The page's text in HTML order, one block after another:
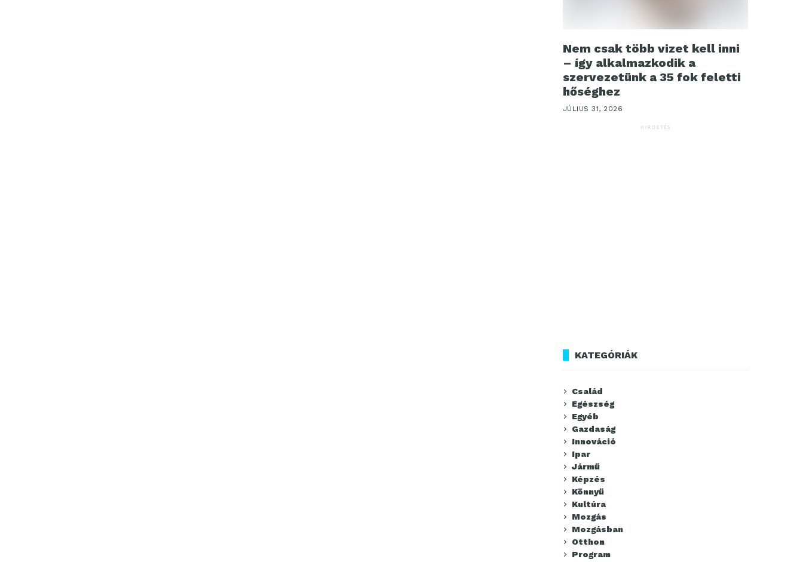
Nem csak több vizet kell inni
– így alkalmazkodik a
szervezetünk a 35 fok feletti
hőséghez
JÚLIUS 31, 2026
HIRDETÉS
KATEGÓRIÁK
Család
Egészség
Egyéb
Gazdaság
Innováció
Ipar
Jármű
Képzés
Könnyű
Kultúra
Mozgás
Mozgásban
Otthon
Program